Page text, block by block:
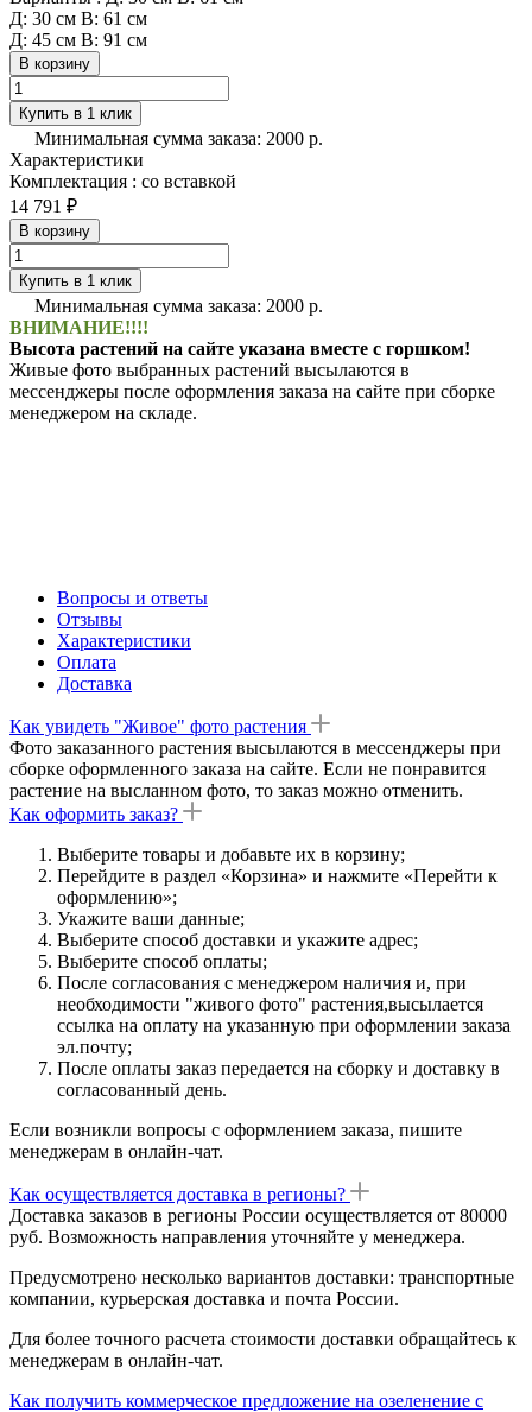
Д: 30 см В: 61 см
Д: 45 см В: 91 см
В корзину
Купить в 1 клик
Минимальная сумма заказа: 2000 р.
Характеристики
Комплектация : со вставкой
14 791 ₽
В корзину
Купить в 1 клик
Минимальная сумма заказа: 2000 р.
ВНИМАНИЕ!!!!
Высота растений на сайте указана вместе с горшком!
Живые фото выбранных растений высылаются в
мессенджеры после оформления заказа на сайте при сборке
менеджером на складе.
Вопросы и ответы
Отзывы
Характеристики
Оплата
Доставка
Как увидеть "Живое" фото растения
Фото заказанного растения высылаются в мессенджеры при
сборке оформленного заказа на сайте. Если не понравится
растение на высланном фото, то заказ можно отменить.
Как оформить заказ?
Выберите товары и добавьте их в корзину;
Перейдите в раздел «Корзина» и нажмите «Перейти к
оформлению»;
Укажите ваши данные;
Выберите способ доставки и укажите адрес;
Выберите способ оплаты;
После согласования с менеджером наличия и, при
необходимости "живого фото" растения,высылается
ссылка на оплату на указанную при оформлении заказа
эл.почту;
После оплаты заказ передается на сборку и доставку в
согласованный день.
Если возникли вопросы с оформлением заказа, пишите
менеджерам в онлайн-чат.
Как осуществляется доставка в регионы?
Доставка заказов в регионы России осуществляется от 80000
руб. Возможность направления уточняйте у менеджера.
Предусмотрено несколько вариантов доставки: транспортные
компании, курьерская доставка и почта России.
Для более точного расчета стоимости доставки обращайтесь к
менеджерам в онлайн-чат.
Как получить коммерческое предложение на озеленение с